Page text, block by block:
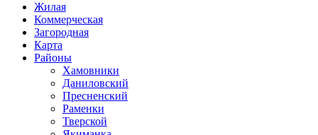
Жилая
Коммерческая
Загородная
Карта
Районы
Хамовники
Даниловский
Пресненский
Раменки
Тверской